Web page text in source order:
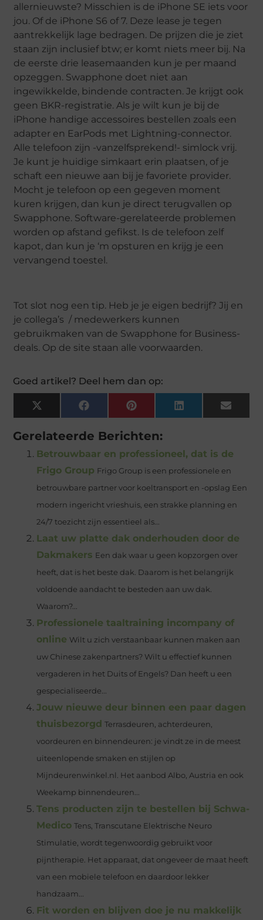
allernieuwste? Misschien is de iPhone SE iets voor
jou. Of de iPhone S6 of 7. Deze lease je tegen
aantrekkelijk lage bedragen. De prijzen die je ziet
staan zijn inclusief btw; er komt niets meer bij. Na
de eerste drie leasemaanden kun je per maand
opzeggen. Swapphone doet niet aan
ingewikkelde, bindende contracten. Je krijgt ook
geen BKR-registratie. Als je wilt kun je bij de
iPhone handige accessoires bestellen zoals een
adapter en EarPods met Lightning-connector.
Alle telefoon zijn -vanzelfsprekend!- simlock vrij.
Je kunt je huidige simkaart erin plaatsen, of je
schaft een nieuwe aan bij je favoriete provider.
Mocht je telefoon op een gegeven moment
kuren krijgen, dan kun je direct terugvallen op
Swapphone. Software-gerelateerde problemen
worden op afstand gefikst. Is de telefoon zelf
kapot, dan kun je ‘m opsturen en krijg je een
vervangend toestel.
Tot slot nog een tip. Heb je je eigen bedrijf? Jij en
je collega’s / medewerkers kunnen
gebruikmaken van de Swapphone for Business-
deals. Op de site staan alle voorwaarden.
Goed artikel? Deel hem dan op:
X
(Twitter)
FacebookPinterestLinkedIn Email
Gerelateerde Berichten:
Betrouwbaar en professioneel, dat is de
Frigo Group Frigo Group is een professionele en
betrouwbare partner voor koeltransport en -opslag Een
modern ingericht vrieshuis, een strakke planning en
24/7 toezicht zijn essentieel als...
Laat uw platte dak onderhouden door de
Dakmakers Een dak waar u geen kopzorgen over
heeft, dat is het beste dak. Daarom is het belangrijk
voldoende aandacht te besteden aan uw dak.
Waarom?...
Professionele taaltraining incompany of
online Wilt u zich verstaanbaar kunnen maken aan
uw Chinese zakenpartners? Wilt u effectief kunnen
vergaderen in het Duits of Engels? Dan heeft u een
gespecialiseerde...
Jouw nieuwe deur binnen een paar dagen
thuisbezorgd Terrasdeuren, achterdeuren,
voordeuren en binnendeuren: je vindt ze in de meest
uiteenlopende smaken en stijlen op
Mijndeurenwinkel.nl. Het aanbod Albo, Austria en ook
Weekamp binnendeuren...
Tens producten zijn te bestellen bij Schwa-
Medico Tens, Transcutane Elektrische Neuro
Stimulatie, wordt tegenwoordig gebruikt voor
pijntherapie. Het apparaat, dat ongeveer de maat heeft
van een mobiele telefoon en daardoor lekker
handzaam...
Fit worden en blijven doe je nu makkelijk